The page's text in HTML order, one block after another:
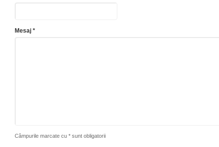
Mesaj *
Câmpurile marcate cu * sunt obligatorii